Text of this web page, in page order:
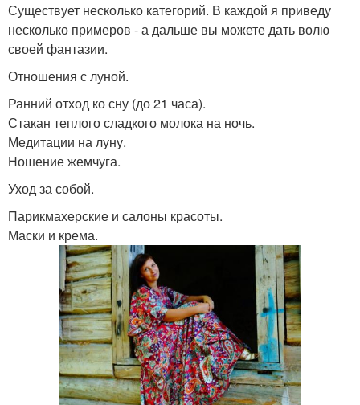
Существует несколько категорий. В каждой я приведу
несколько примеров - а дальше вы можете дать волю
своей фантазии.
Отношения с луной.
Ранний отход ко сну (до 21 часа).
Стакан теплого сладкого молока на ночь.
Медитации на луну.
Ношение жемчуга.
Уход за собой.
Парикмахерские и салоны красоты.
Маски и крема.